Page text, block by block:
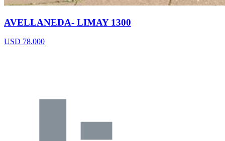
AVELLANEDA- LIMAY 1300
USD 78.000